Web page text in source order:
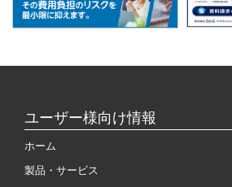
ユーザー様向け情報
ホーム
製品・サービス